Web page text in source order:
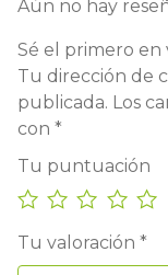
Aún no hay
Sé el primero en
Tu dirección de
publicada. Los
con *
Tu puntuación
Tu valoración *